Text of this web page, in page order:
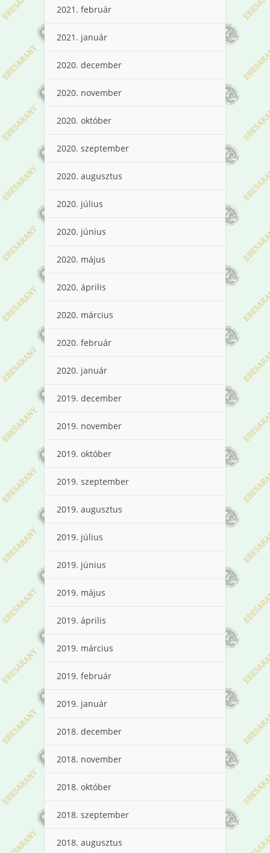
2021. február
2021. január
2020. december
2020. november
2020. október
2020. szeptember
2020. augusztus
2020. július
2020. június
2020. május
2020. április
2020. március
2020. február
2020. január
2019. december
2019. november
2019. október
2019. szeptember
2019. augusztus
2019. július
2019. június
2019. május
2019. április
2019. március
2019. február
2019. január
2018. december
2018. november
2018. október
2018. szeptember
2018. augusztus